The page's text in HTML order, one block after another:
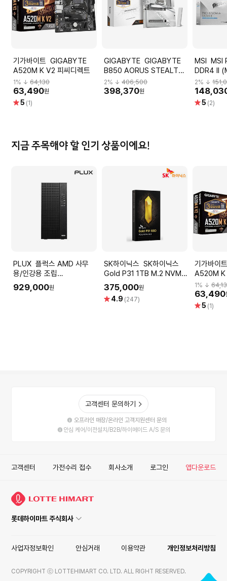
기가바이트 GIGABYTE
A520M K V2 피씨디렉트
1% ↓ 64,130
63,490원
별5 (1)
GIGABYTE GIGABYTE
B850 AORUS STEALTH
ICE 피씨디렉트
2% ↓406,500
398,370원
MSI MSI PRO B760M-A
DDR4 II
2% ↓
별5 (2)
지금 주목해야 할 인기 상품이에요!
PLUX 플럭스 AMD 사무
용/인강용 조립
PC(5600G/WIN11포
함/16G/512G) 조립식컴퓨
929,000원
SK하이닉스 SK하이닉스
Gold P31 1TB M.2 NVMe
TLC SSD 5년보증
375,000원
별 4.9 (247)
기가바이트
A520M K
1 % ↓
63,490
별5 (1)
고객센터 문의하기
오프라인 매장/온라인 고객지원센터 문의
안심 케어/이전설치/B2B/하이메이드 A/S 문의
고객센터 가전수리 접수 회사소개 로그인 앱다운로드
롯데하이마트 주식회사
사업자정보확인 안심거래 이용약관 개인정보처리방침
COPYRIGHT ⓒ LOTTEHIMART CO. LTD. ALL RIGHT RESERVED.